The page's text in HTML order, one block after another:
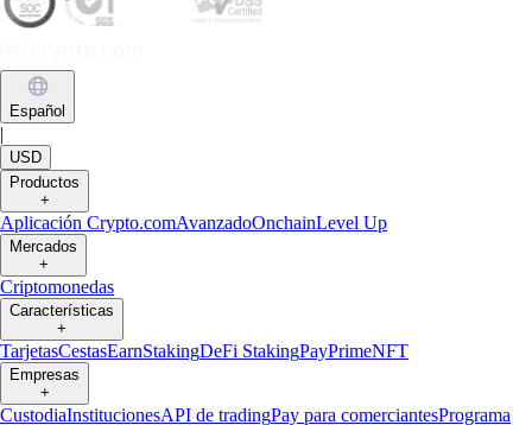
Español
|
USD
Productos
+
Aplicación Crypto.comAvanzadoOnchainLevel Up
Mercados
+
Criptomonedas
Características
+
TarjetasCestasEarnStakingDeFi StakingPayPrimeNFT
Empresas
+
CustodiaInstitucionesAPI de tradingPay para comerciantesPrograma